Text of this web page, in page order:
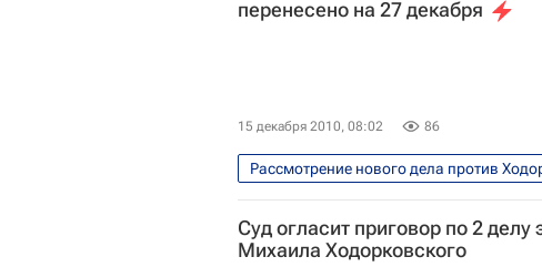
перенесено на 27 декабря
15 декабря 2010, 08:02 86
Рассмотрение нового дела против
Перенос оглашения приговора
Суд огласит приговор по 2
Михаила Ходорковского